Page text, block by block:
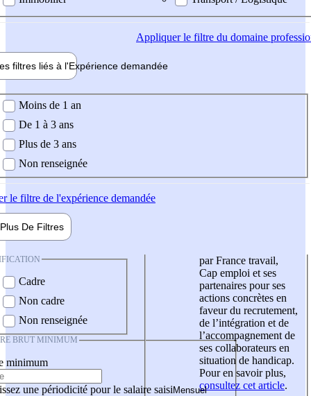
Appliquerle filtre du domaine
filtres liés à l'Expérience demandée
demandée
Moins de 1 an
De 1 à 3 ans
Plus de 3 ans
Non renseignée
le filtre de l'expérience demandée
Plus De Filtres
Cadre
Non cadre
Non renseignée
BRUT MINIMUM
minimum
une périodicité pour le salaire saisi
par France travail,
Cap emploi et ses
partenaires pour ses
actions concrètes en
faveur du recrutement,
de l’intégration et de
l’accompagnement de
ses collaborateurs en
situation de handicap.
Pour en savoir plus,
consultez cet article.